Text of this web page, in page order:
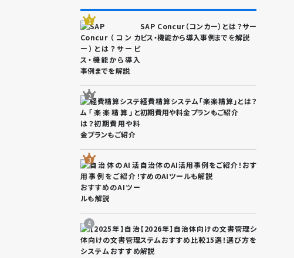
SAP Concur（コンカー）とは？サー
ビス・機能から導入事例までを解説
経費精算システム「楽楽精算」とは？
初期費用や料金プランもご紹介
自治体のAI活用事例をご紹介！おす
すめのAIツールも解説
【2026年】自治体向けの文書管理シ
ステムおすすめ比較15選！選び方を
解説